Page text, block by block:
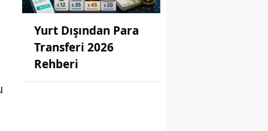
Yurt Dışından Para
Transferi 2026
Rehberi